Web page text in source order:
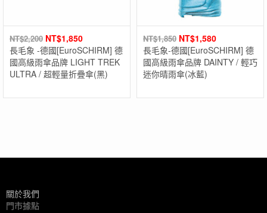
NT$2,200 NT$1,850
長毛象 -德國[EuroSCHIRM] 德
國高級雨傘品牌 LIGHT TREK
ULTRA / 超輕量折疊傘(黑)
NT$1,850 NT$1,580
長毛象-德國[EuroSCHIRM] 德
國高級雨傘品牌 DAINTY / 輕巧
迷你晴雨傘(冰藍)
關於我們
門市據點